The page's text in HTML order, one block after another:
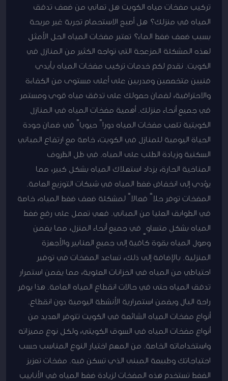
تركيب مضخات مياه الكويت هل تعاني من ضعف تدفق
المياه في منزلك؟ هل أصبح الاستحمام تجربة غير مريحة
بسبب ضعف ضغط الماء؟ تعتبر مضخات المياه الحل الأمثل
لهذه المشكلة المزعجة التي تواجه الكثير من المنازل في
الكويت. نقدم لكم خدمات تركيب مضخات المياه بأيدي
فنيين متخصصين ومدربين على أعلى مستوى من الكفاءة
والاحترافية، لضمان حصولك على تدفق مياه قوي ومستمر
في جميع أنحاء منزلك. أهمية مضخات المياه في المنازل
الكويتية تلعب مضخات المياه دوراً حيوياً في ضمان جودة
الحياة اليومية للمنازل في الكويت، خاصة مع ارتفاع المباني
السكنية وزيادة الطلب على المياه. في ظل الظروف
المناخية الحارة، يزداد استهلاك المياه بشكل كبير، مما
يؤدي إلى انخفاض ضغط المياه في شبكات التوزيع العامة.
المضخات توفر حلاً فعالاً لمشكلة ضعف ضغط المياه، خاصة
في الطوابق العليا من المباني. فهي تعمل على رفع ضغط
المياه بشكل متساوٍ في جميع أنحاء المنزل، مما يضمن
وصول المياه بقوة كافية إلى جميع الصنابير والأجهزة
المنزلية. بالإضافة إلى ذلك، تساعد المضخات في توفير
احتياطي من المياه في الخزانات العلوية، مما يضمن استمرار
تدفق المياه حتى في حالات انقطاع المياه العامة. هذا يوفر
راحة البال ويضمن استمرارية الأنشطة اليومية دون انقطاع.
أنواع مضخات المياه الشائعة في الكويت تتوفر العديد من
أنواع مضخات المياه في السوق الكويتي، ولكل نوع مميزاته
واستخداماته الخاصة. من المهم اختيار النوع المناسب حسب
احتياجاتك وطبيعة المبنى الذي تسكن فيه. مضخات تعزيز
الضغط تستخدم هذه المضخات لزيادة ضغط المياه في الأنابيب